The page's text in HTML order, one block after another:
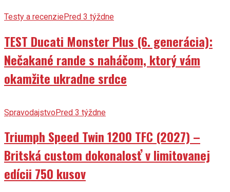
Testy a recenziePred 3 týždne
TEST Ducati Monster Plus (6. generácia):
Nečakané rande s naháčom, ktorý vám
okamžite ukradne srdce
SpravodajstvoPred 3 týždne
Triumph Speed Twin 1200 TFC (2027) –
Britská custom dokonalosť v limitovanej
edícii 750 kusov